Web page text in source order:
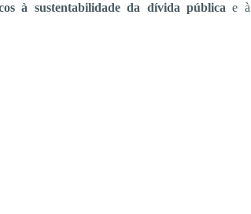
à sustentabilidade da dívida pública e à